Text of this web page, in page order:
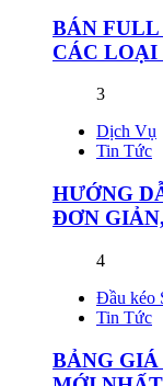
BÁN
CÁC LOẠI
3
Dịch Vụ
Tin Tức
HƯỚNG
ĐƠN
4
Đầu kéo
Tin Tức
BẢNG